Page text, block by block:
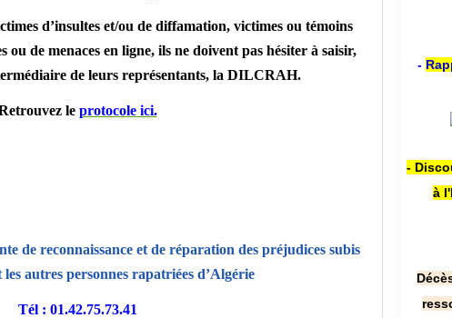
d’insultes et/ou de diffamation, victimes ou témoins
de menaces en ligne, ils ne doivent pas hésiter à saisir,
de leurs représentants, la DILCRAH.
le protocole ici.
de reconnaissance et de réparation des préjudices subis
autres personnes rapatriées d’Algérie
Tél : 01.42.75.73.41
-
-
à